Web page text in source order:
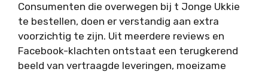
Consumenten die overwegen bij t Jonge Ukkie
te bestellen, doen er verstandig aan extra
voorzichtig te zijn. Uit meerdere reviews en
Facebook-klachten ontstaat een terugkerend
beeld van vertraagde leveringen, moeizame